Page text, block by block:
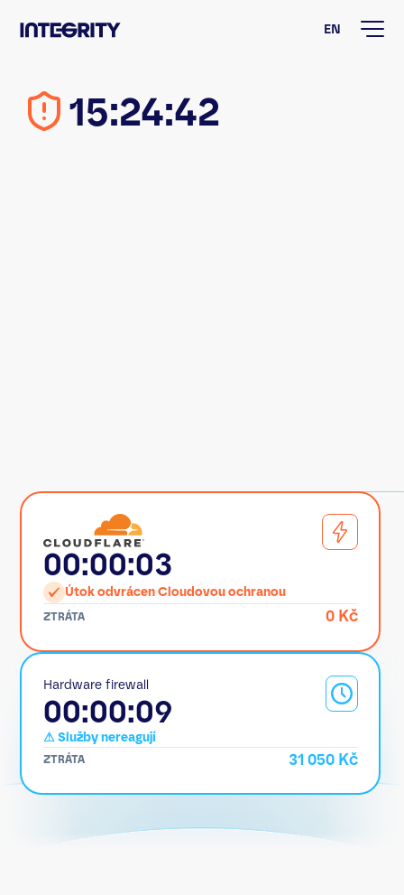
EN
15:24:43
00:00:03
Útok odvrácen Cloudovou ochranou
ZTRÁTA 0 Kč
Hardware firewall
00:00:10
⚠ Služby nereagují
ZTRÁTA 34 500 Kč